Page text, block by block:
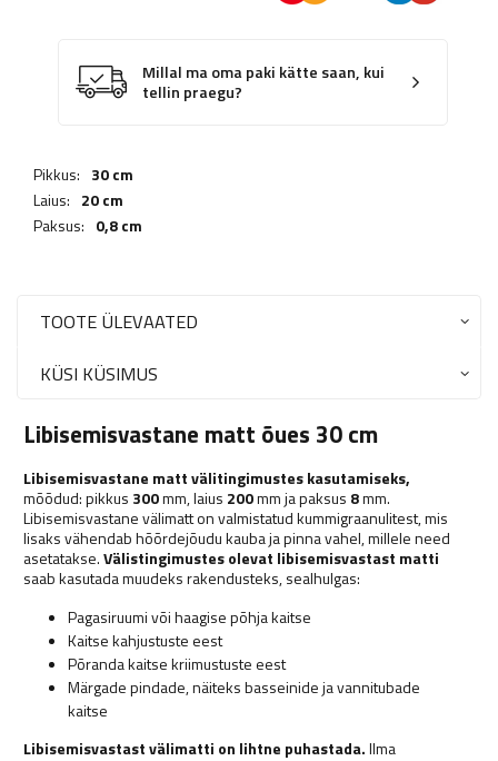
Millal ma oma paki kätte saan, kui
tellin praegu?
Pikkus: 30 cm
Laius: 20 cm
Paksus: 0,8 cm
TOOTE ÜLEVAATED
KÜSI KÜSIMUS
Libisemisvastane matt õues 30 cm
Libisemisvastane matt välitingimustes kasutamiseks,
mõõdud: pikkus 300mm, laius 200mm ja paksus 8mm.
Libisemisvastane välimatt on valmistatud kummigraanulitest, mis
lisaks vähendab hõõrdejõudu kauba ja pinna vahel, millele need
asetatakse.Välistingimustes olevat libisemisvastast matti
saab kasutada muudeks rakendusteks, sealhulgas:
Pagasiruumi või haagise põhja kaitse
Kaitse kahjustuste eest
Põranda kaitse kriimustuste eest
Märgade pindade, näiteks basseinide ja vannitubade
kaitse
Libisemisvastast välimatti on lihtne puhastada.Ilma